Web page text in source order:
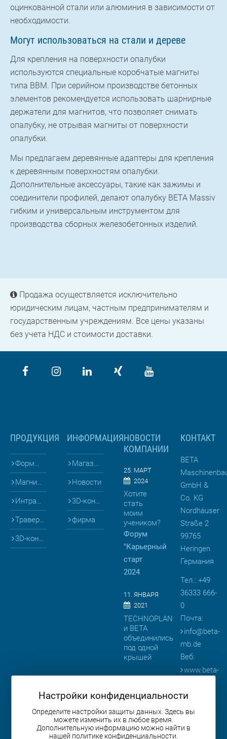
оцинкованной стали или алюминия в зависимости от
необходимости.
Могут использоваться на стали и дереве
Для крепления на поверхности опалубки
используются специальные коробчатые магниты
типа BBM. При серийном производстве бетонных
элементов рекомендуется использовать шарнирные
держатели для магнитов, что позволяет снимать
опалубку, не отрывая магниты от поверхности
опалубки.
Мы предлагаем деревянные адаптеры для крепления
к деревянным поверхностям опалубки.
Дополнительные аксессуары, такие как зажимы и
соединители профилей, делают опалубку BETA Massiv
гибким и универсальным инструментом для
производства сборных железобетонных изделий.
Продажа осуществляется исключительно
юридическим лицам, частным предпринимателям и
государственным учреждениям. Все цены указаны
без учета НДС и стоимости доставки.
ПРОДУКЦИЯ
Формы для
Магниты и Опалубка
Интралогистика
Траверсы
3D-конфигураторы
ИНФОРМАЦИЯ
Магазин
Новости
3D-конфигураторы
фирма
НОВОСТИ
КОМПАНИИ
25. МАРТ
2024
Хотите
стать
моим
учеником?
Форум
"Карьерный
старт
2024
11. ЯНВАРЯ
2021
TECHNOPLAN
и BETA
объединились
под одной
крышей
BETA
представляет
продукцию
на
КОНТАКТ
BETA
GmbH &
Co. KG
Nordhäuser
Straße 2
99765
Heringen
Германия
Тел.: +49
36333 666-
0
Почта:
info@beta-
mb.de
Веб:
www.beta-
Настройки конфиденциальности
Определите настройки защиты данных. Здесь вы
можете изменить их в любое время.
Дополнительную информацию можно найти в
нашей политике конфиденциальности.